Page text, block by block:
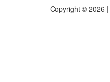
Copyright © 2026 |